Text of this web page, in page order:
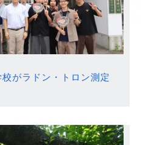
がラドン・トロン測定